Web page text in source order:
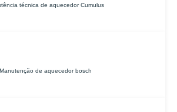
técnica de aquecedor Cumulus
Manutenção de aquecedor bosch